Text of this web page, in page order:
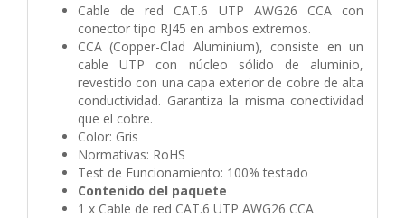
Cable de red CAT.6 UTP AWG26 CCA con
conector tipo RJ45 en ambos extremos.
CCA (Copper-Clad Aluminium), consiste en un
cable UTP con núcleo sólido de aluminio,
revestido con una capa exterior de cobre de alta
conductividad. Garantiza la misma conectividad
que el cobre.
Color: Gris
Normativas: RoHS
Test de Funcionamiento: 100% testado
Contenido del paquete
1 x Cable de red CAT.6 UTP AWG26 CCA